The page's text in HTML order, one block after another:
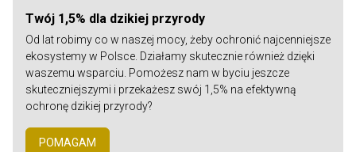
Twój 1,5% dla dzikiej przyrody
Od lat robimy co w naszej mocy, żeby ochronić najcenniejsze
ekosystemy w Polsce. Działamy skutecznie również dzięki
waszemu wsparciu. Pomożesz nam w byciu jeszcze
skuteczniejszymi i przekażesz swój 1,5% na efektywną
ochronę dzikiej przyrody?
POMAGAM